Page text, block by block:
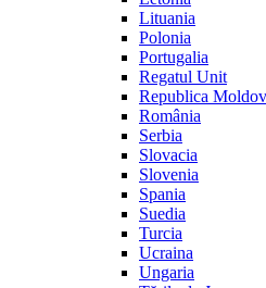
Lituania
Polonia
Portugalia
Regatul Unit
Republica
România
Serbia
Slovacia
Slovenia
Spania
Suedia
Turcia
Ucraina
Ungaria